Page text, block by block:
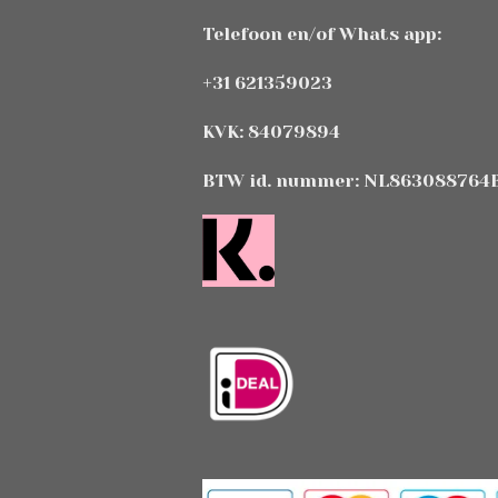
Telefoon en/of Whats app:
+31 621359023
KVK: 84079894
BTW id. nummer: